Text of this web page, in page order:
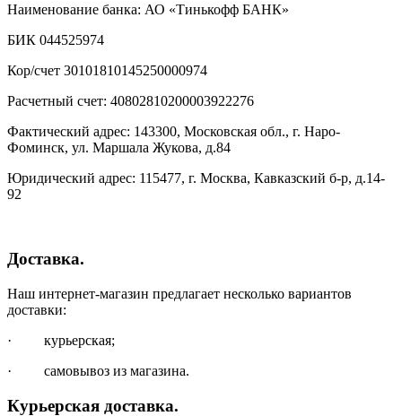
Наименование банка: АО «Тинькофф БАНК»
БИК 044525974
Кор/счет 30101810145250000974
Расчетный счет: 40802810200003922276
Фактический адрес: 143300, Московская обл., г. Наро-
Фоминск, ул. Маршала Жукова, д.84
Юридический адрес: 115477, г. Москва, Кавказский б-р, д.14-
92
Доставка.
Наш интернет-магазин предлагает несколько вариантов
доставки:
· курьерская;
· самовывоз из магазина.
Курьерская доставка.